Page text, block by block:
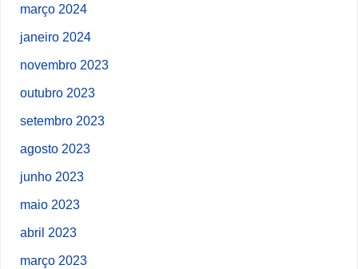
março 2024
janeiro 2024
novembro 2023
outubro 2023
setembro 2023
agosto 2023
junho 2023
maio 2023
abril 2023
março 2023